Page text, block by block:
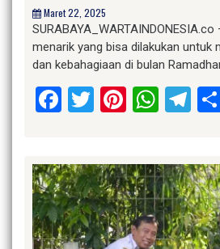
Maret 22, 2025
menarik yang bisa dilakukan untuk
dan kebahagiaan di bulan
Facebook
Twitter